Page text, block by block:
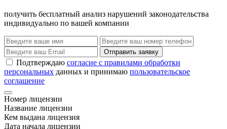
получить бесплатный анализ нарушений законодательства
индивидуально по вашей компании
Отправить заявку
Подтверждаю согласие с правилами обработки
персональных данных и принимаю пользовательское
соглашение
Номер лицензии
Название лицензии
Кем выдана лицензия
Дата начала лицензии